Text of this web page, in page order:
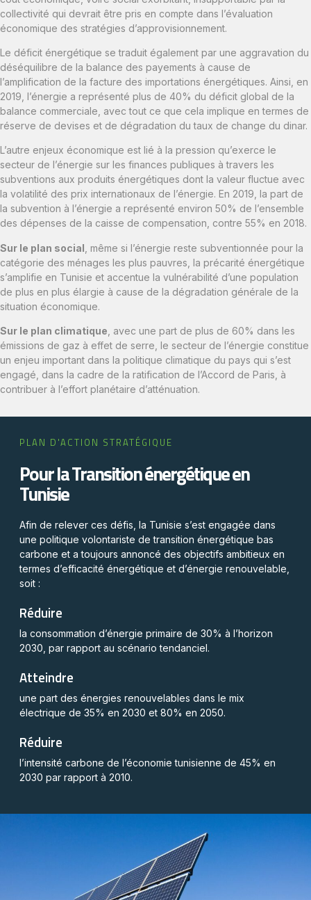
collectivité qui devrait être pris en compte dans l’évaluation
économique des stratégies d’approvisionnement.
Le déficit énergétique se traduit également par une aggravation du
déséquilibre de la balance des payements à cause de
l’amplification de la facture des importations énergétiques. Ainsi, en
2019, l’énergie a représenté plus de 40% du déficit global de la
balance commerciale, avec tout ce que cela implique en termes de
réserve de devises et de dégradation du taux de change du dinar.
L’autre enjeux économique est lié à la pression qu’exerce le
secteur de l’énergie sur les finances publiques à travers les
subventions aux produits énergétiques dont la valeur fluctue avec
la volatilité des prix internationaux de l’énergie. En 2019, la part de
la subvention à l’énergie a représenté environ 50% de l’ensemble
des dépenses de la caisse de compensation, contre 55% en 2018.
Sur le plan social , même si l’énergie reste subventionnée pour la
catégorie des ménages les plus pauvres, la précarité énergétique
s’amplifie en Tunisie et accentue la vulnérabilité d’une population
de plus en plus élargie à cause de la dégradation générale de la
situation économique.
Sur le plan climatique , avec une part de plus de 60% dans les
émissions de gaz à effet de serre, le secteur de l’énergie constitue
un enjeu important dans la politique climatique du pays qui s’est
engagé, dans la cadre de la ratification de l’Accord de Paris, à
contribuer à l’effort planétaire d’atténuation.
PLAN D'ACTION STRATÉGIQUE
Pour la Transition énergétique en
Tunisie
Afin de relever ces défis, la Tunisie s’est engagée dans
une politique volontariste de transition énergétique bas
carbone et a toujours annoncé des objectifs ambitieux en
termes d’efficacité énergétique et d’énergie renouvelable,
soit :
Réduire
la consommation d’énergie primaire de 30% à l’horizon
2030, par rapport au scénario tendanciel.
Atteindre
une part des énergies renouvelables dans le mix
électrique de 35% en 2030 et 80% en 2050.
Réduire
l’intensité carbone de l’économie tunisienne de 45% en
2030 par rapport à 2010.